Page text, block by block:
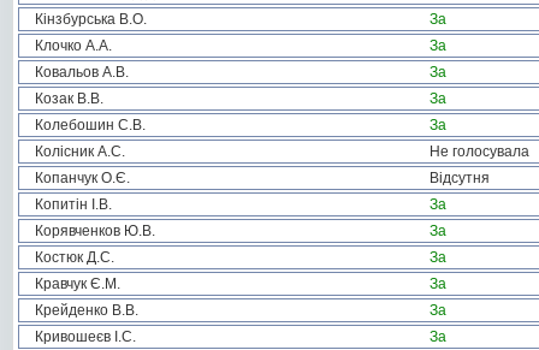
Кінзбурська В.О.
За
Клочко А.А.
За
Ковальов А.В.
За
Козак В.В.
За
Колебошин С.В.
За
Колісник А.С.
Не голосувала
Копанчук О.Є.
Відсутня
Копитін І.В.
За
Корявченков Ю.В.
За
Костюк Д.С.
За
Кравчук Є.М.
За
Крейденко В.В.
За
Кривошеєв І.С.
За